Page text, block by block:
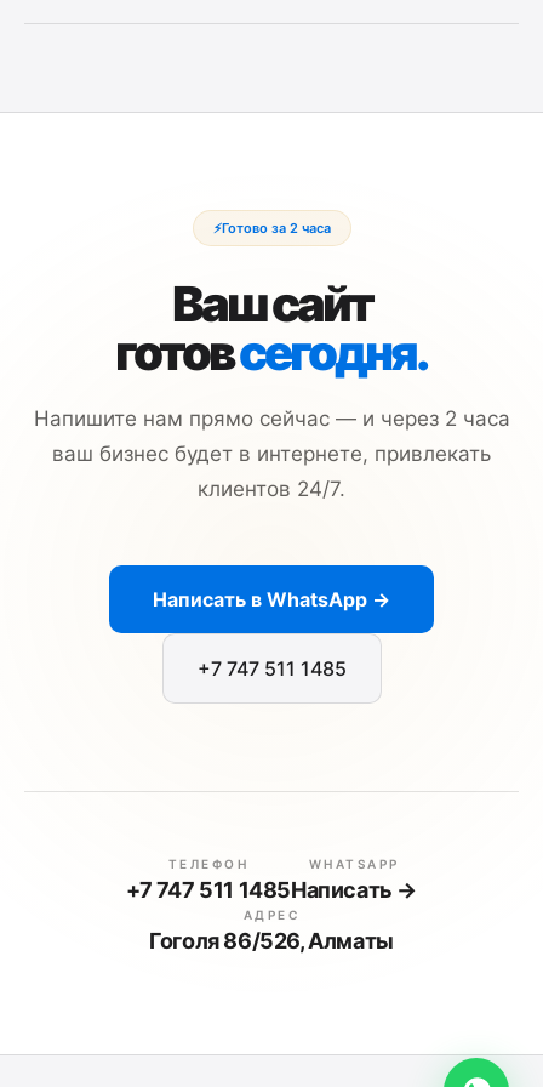
сами.
⚡Готово за 2 часа
Ваш сайт
готовсегодня.
Напишите нам прямо сейчас — и через 2 часа
ваш бизнес будет в интернете, привлекать
клиентов 24/7.
Написать в WhatsApp →
+7 747 511 1485
ТЕЛЕФОН
+7 747 511 1485
WHATSAPP
Написать →
АДРЕС
Гоголя 86/526, Алматы